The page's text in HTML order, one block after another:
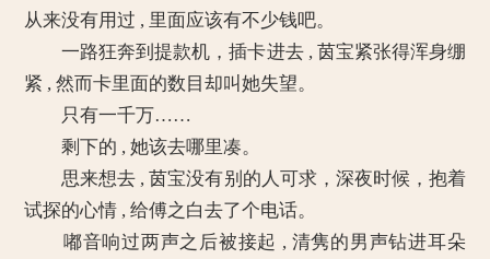
从来没有用过 , 里面应该有不少钱吧。
一路狂奔到提款机，插卡进去 , 茵宝紧张得浑身绷
紧 , 然而卡里面的数目却叫她失望。
只有一千万……
剩下的 , 她该去哪里凑。
思来想去 , 茵宝没有别的人可求，深夜时候，抱着
试探的心情 , 给傅之白去了个电话。
嘟音响过两声之后被接起 , 清隽的男声钻进耳朵